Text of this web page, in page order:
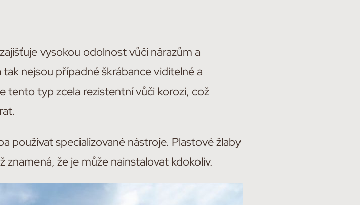
vysokou odolnost vůči nárazům a
nejsou případné škrábance viditelné a
tento typ zcela rezistentní vůči korozi, což
používat specializované nástroje. Plastové žlaby
znamená, že je může nainstalovat kdokoliv.